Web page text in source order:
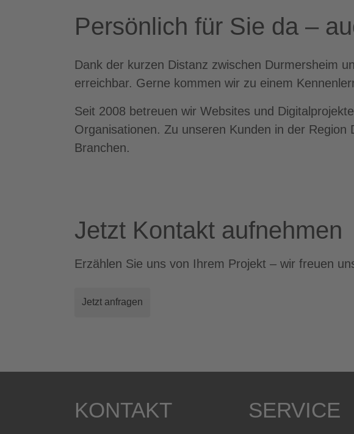
Persönlich für Sie da –
Dank der kurzen Distanz zwischen Durmersheim
erreichbar. Gerne kommen wir zu einem
Seit 2008 betreuen wir Websites und
Organisationen. Zu unseren Kunden in der
Branchen.
Jetzt Kontakt aufnehmen
Erzählen Sie uns von Ihrem Projekt – wir freuen
Jetzt anfragen
KONTAKT SERVICE